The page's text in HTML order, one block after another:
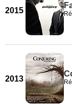
2015
2013